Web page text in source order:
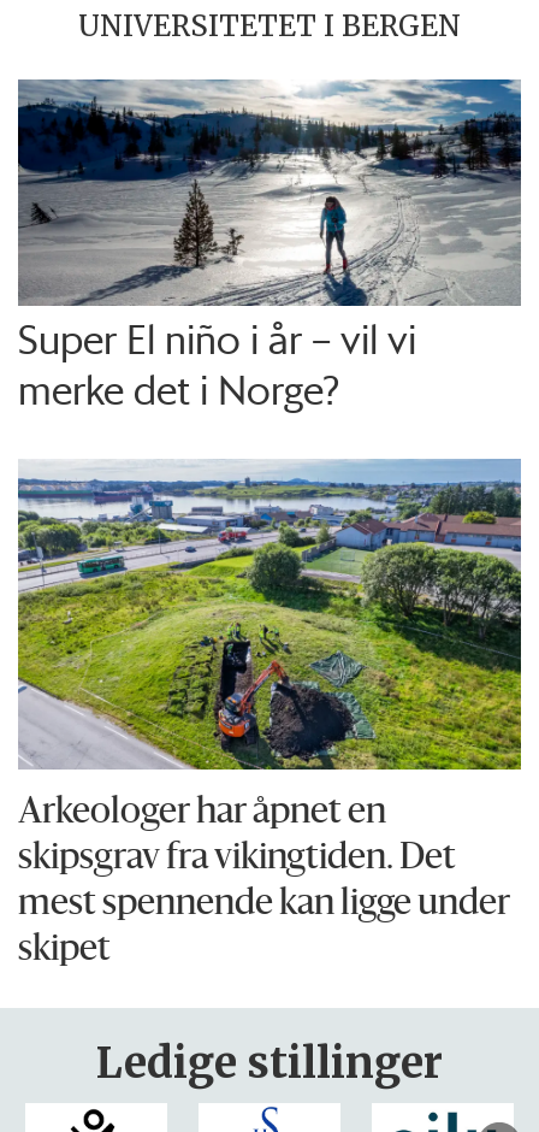
UNIVERSITETET I BERGEN
Super El niño i år – vil vi
merke det i Norge?
Arkeologer har åpnet en
skipsgrav fra vikingtiden. Det
mest spennende kan ligge under
skipet
Ledige stillinger